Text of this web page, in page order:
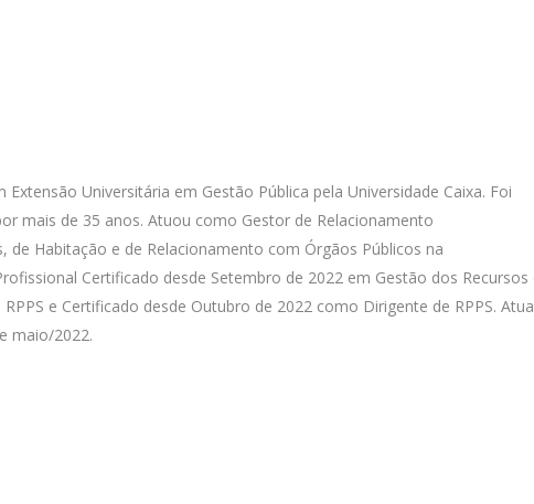
Universitária em Gestão Pública pela Universidade Caixa. Foi
mais de 35 anos. Atuou como Gestor de Relacionamento
de Habitação e de Relacionamento com Órgãos Públicos na
Certificado desde Setembro de 2022 em Gestão dos Recursos
e Certificado desde Outubro de 2022 como Dirigente de RPPS. Atua
maio/2022.